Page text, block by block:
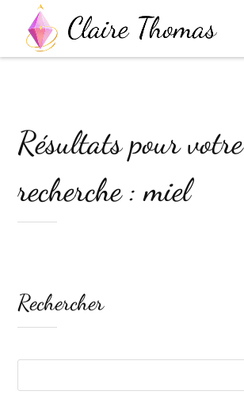
Résultats pour votre
recherche : miel
Rechercher